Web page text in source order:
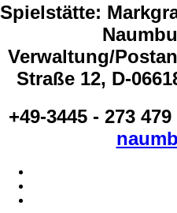
Spielstätte:
Verwaltung/
Straße 12, D-
+49-3445 - 273 479